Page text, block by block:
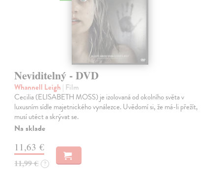
Neviditelný - DVD
Whannell Leigh | Film
Cecilia (ELISABETH MOSS) je izolovaná od okolního světa v
luxusním sídle majetnického vynálezce. Uvědomí si, že má-li přežít,
musí utéct a skrývat se.
Na sklade
11,63 €
11,99 € ?